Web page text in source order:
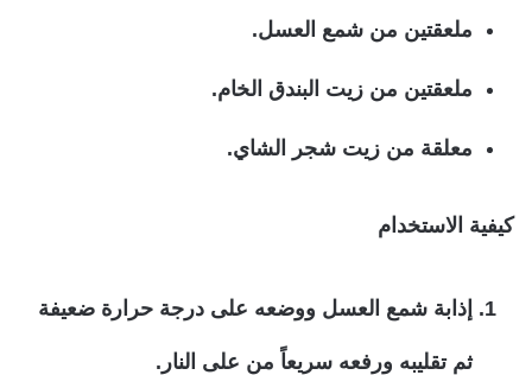
ملعقتين من شمع العسل.
ملعقتين من زيت البندق الخام.
معلقة من زيت شجر الشاي.
كيفية الاستخدام
إذابة شمع العسل ووضعه على درجة حرارة ضعيفة
ثم تقليبه ورفعه سريعاً من على النار.